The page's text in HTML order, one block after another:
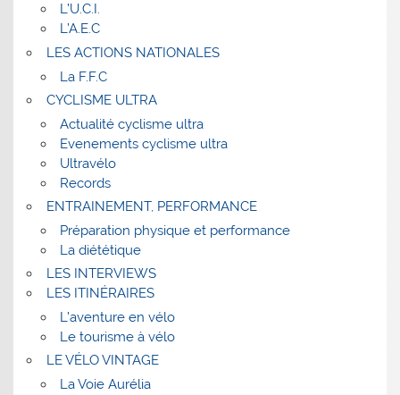
L’U.C.I.
L’A.E.C
LES ACTIONS NATIONALES
La F.F.C
CYCLISME ULTRA
Actualité cyclisme ultra
Evenements cyclisme ultra
Ultravélo
Records
ENTRAINEMENT, PERFORMANCE
Préparation physique et performance
La diététique
LES INTERVIEWS
LES ITINÉRAIRES
L’aventure en vélo
Le tourisme à vélo
LE VÉLO VINTAGE
La Voie Aurélia